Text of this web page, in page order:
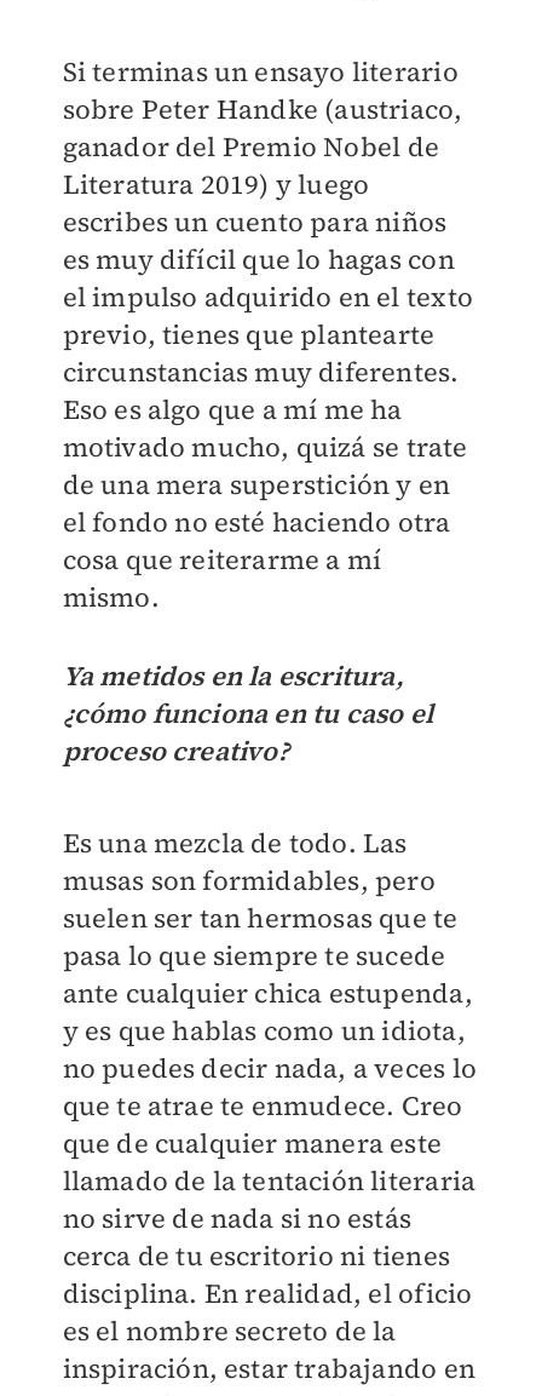
Si terminas un ensayo literario
sobre Peter Handke (austriaco,
ganador del Premio Nobel de
Literatura 2019) y luego
escribes un cuento para niños
es muy difícil que lo hagas con
el impulso adquirido en el texto
previo, tienes que plantearte
circunstancias muy diferentes.
Eso es algo que a mí me ha
motivado mucho, quizá se trate
de una mera superstición y en
el fondo no esté haciendo otra
cosa que reiterarme a mí
mismo.
Ya metidos en la escritura,
¿cómo funciona en tu caso el
proceso creativo?
Es una mezcla de todo. Las
musas son formidables, pero
suelen ser tan hermosas que te
pasa lo que siempre te sucede
ante cualquier chica estupenda,
y es que hablas como un idiota,
no puedes decir nada, a veces lo
que te atrae te enmudece. Creo
que de cualquier manera este
llamado de la tentación literaria
no sirve de nada si no estás
cerca de tu escritorio ni tienes
disciplina. En realidad, el oficio
es el nombre secreto de la
inspiración, estar trabajando en